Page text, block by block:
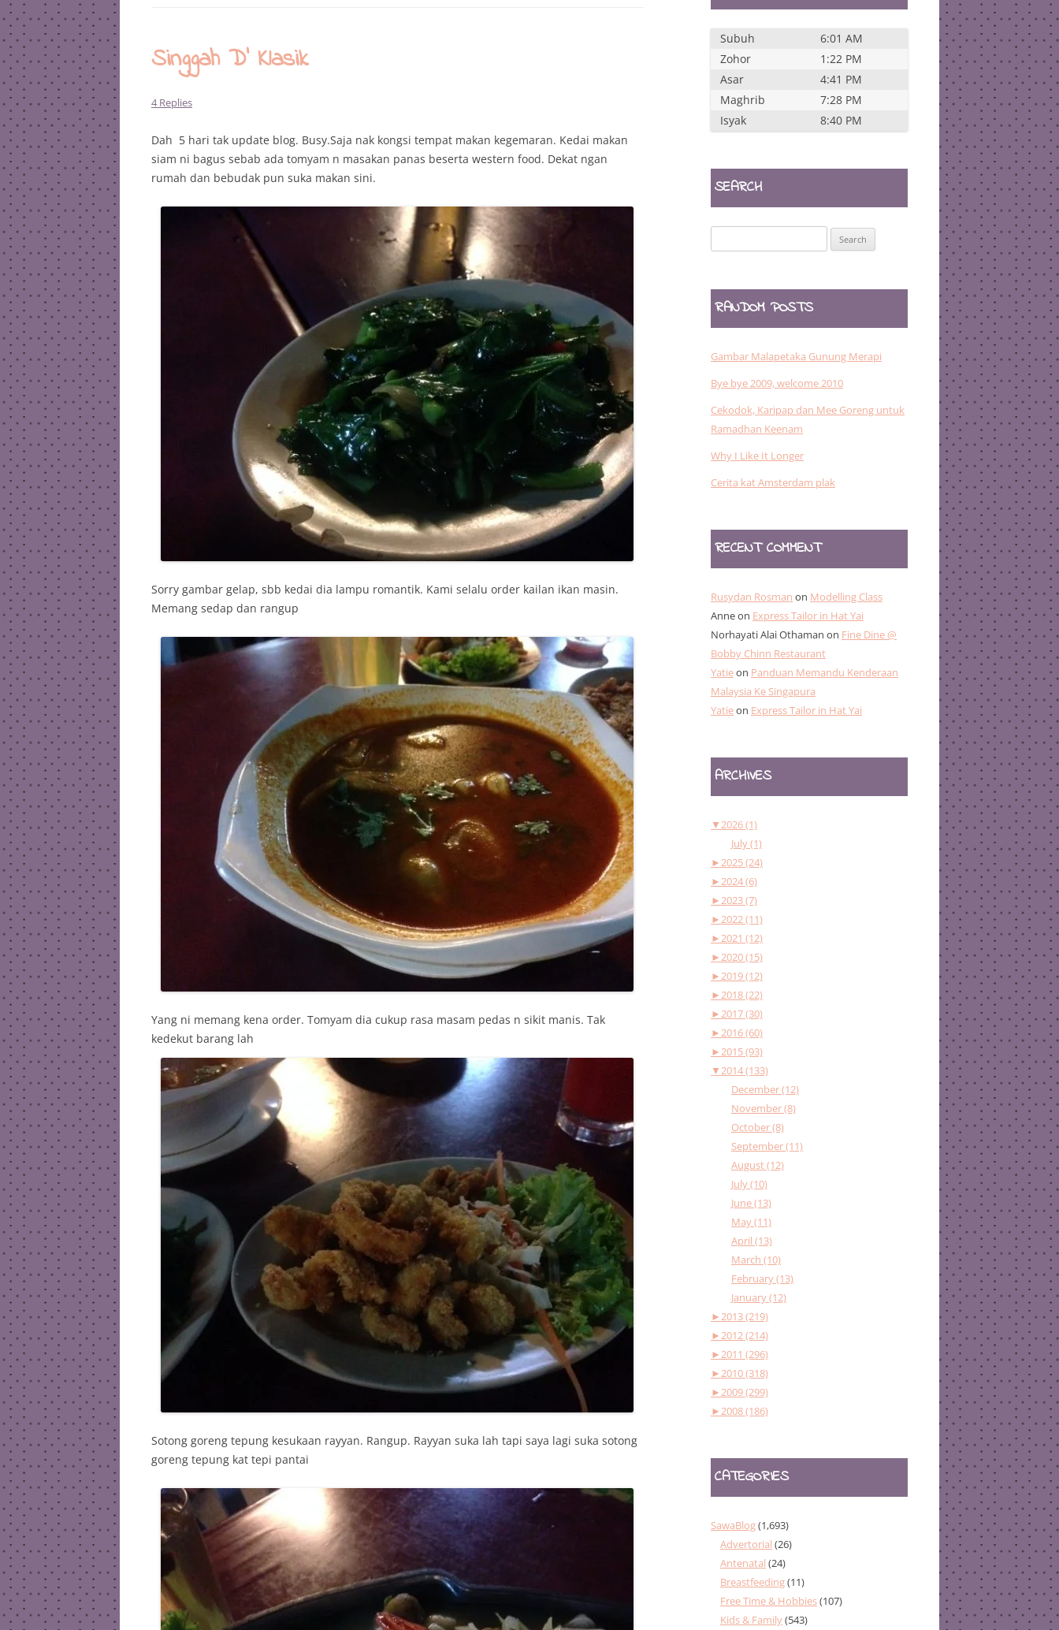
Singgah D’ Klasik
4 Replies
Dah 5 hari tak update blog. Busy.Saja nak kongsi tempat makan kegemaran. Kedai makan
siam ni bagus sebab ada tomyam n masakan panas beserta western food. Dekat ngan
rumah dan bebudak pun suka makan sini.
Sorry gambar gelap, sbb kedai dia lampu romantik. Kami selalu order kailan ikan masin.
Memang sedap dan rangup
Yang ni memang kena order. Tomyam dia cukup rasa masam pedas n sikit manis. Tak
kedekut barang lah
Sotong goreng tepung kesukaan rayyan. Rangup. Rayyan suka lah tapi saya lagi suka sotong
goreng tepung kat tepi pantai
Subuh
6:01 AM
Zohor
1:22 PM
Asar
4:41 PM
Maghrib
7:28 PM
Isyak
8:40 PM
SEARCH
for:
RANDOM POSTS
Gambar Malapetaka Gunung Merapi
Bye bye 2009, welcome 2010
Cekodok, Karipap dan Mee Goreng untuk
Ramadhan Keenam
Why I Like It Longer
Cerita kat Amsterdam plak
RECENT COMMENT
Rusydan Rosman on Modelling Class
Anneon Express Tailor in Hat Yai
Norhayati Alai Othaman on Fine Dine @
Bobby Chinn Restaurant
Yatieon Panduan Memandu Kenderaan
Malaysia Ke Singapura
Yatieon Express Tailor in Hat Yai
ARCHIVES
▼2026 (1)
July (1)
►2025 (24)
►2024 (6)
►2023 (7)
►2022 (11)
►2021 (12)
►2020 (15)
►2019 (12)
►2018 (22)
►2017 (30)
►2016 (60)
►2015 (93)
▼2014 (133)
December (12)
November (8)
October (8)
September (11)
August (12)
July (10)
June (13)
May (11)
April (13)
March (10)
February (13)
January (12)
►2013 (219)
►2012 (214)
►2011 (296)
►2010 (318)
►2009 (299)
►2008 (186)
CATEGORIES
SawaBlog(1,693)
Advertorial (26)
Antenatal (24)
Breastfeeding(11)
Free Time & Hobbies(107)
Kids & Family(543)